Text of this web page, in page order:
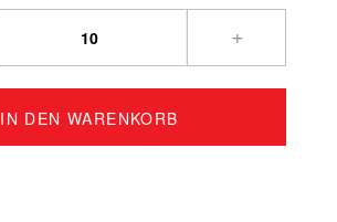
+
IN DEN WARENKORB